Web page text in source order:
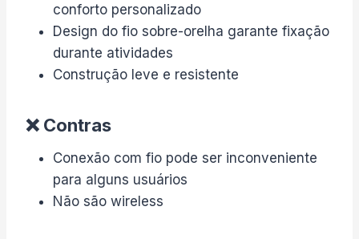
conforto personalizado
Design do fio sobre-orelha garante fixação
durante atividades
Construção leve e resistente
❌ Contras
Conexão com fio pode ser inconveniente
para alguns usuários
Não são wireless